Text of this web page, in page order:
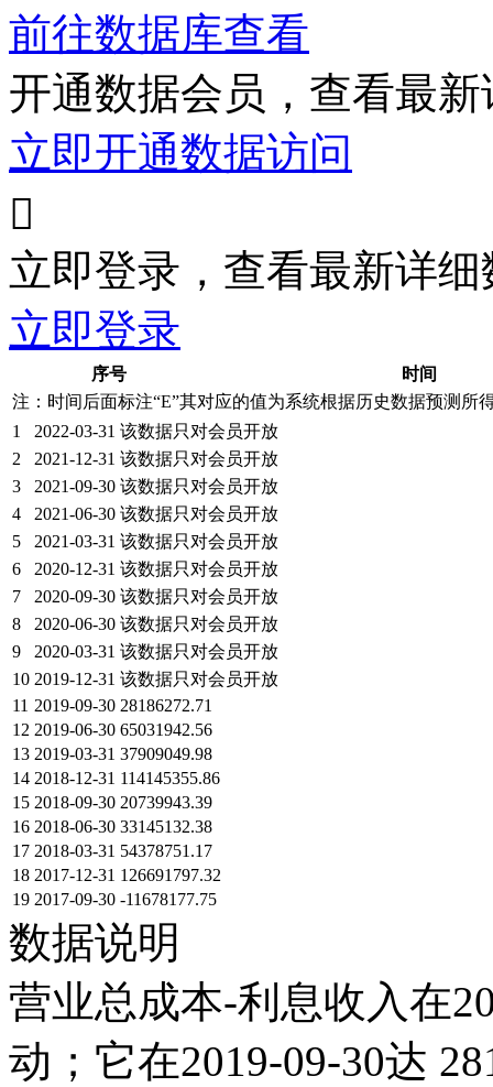
前往数据库查看
开通数据会员，查看最
立即开通数据访问

立即登录，查看最新详细
立即登录
序号
时间
注：时间后面标注“E”其对应的值为系统根据历史数据预测所
1
2022-03-31 该数据只对会员开放
2
2021-12-31 该数据只对会员开放
3
2021-09-30 该数据只对会员开放
4
2021-06-30 该数据只对会员开放
5
2021-03-31 该数据只对会员开放
6
2020-12-31 该数据只对会员开放
7
2020-09-30 该数据只对会员开放
8
2020-06-30 该数据只对会员开放
9
2020-03-31 该数据只对会员开放
10 2019-12-31 该数据只对会员开放
11 2019-09-30 28186272.71
12 2019-06-30 65031942.56
13 2019-03-31 37909049.98
14 2018-12-31 114145355.86
15 2018-09-30 20739943.39
16 2018-06-30 33145132.38
17 2018-03-31 54378751.17
18 2017-12-31 126691797.32
19 2017-09-30 -11678177.75
数据说明
营业总成本-利息收入在
动；它在2019-09-30达